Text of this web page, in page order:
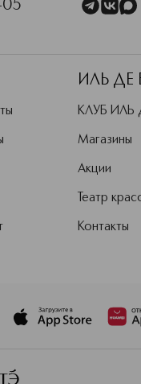
05
ИЛЬ ДЕ
КЛУБ ИЛЬ
Магазины
Акции
Театр
Контакты